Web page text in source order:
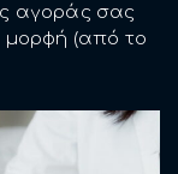
αγοράς σας
μορφή (από το